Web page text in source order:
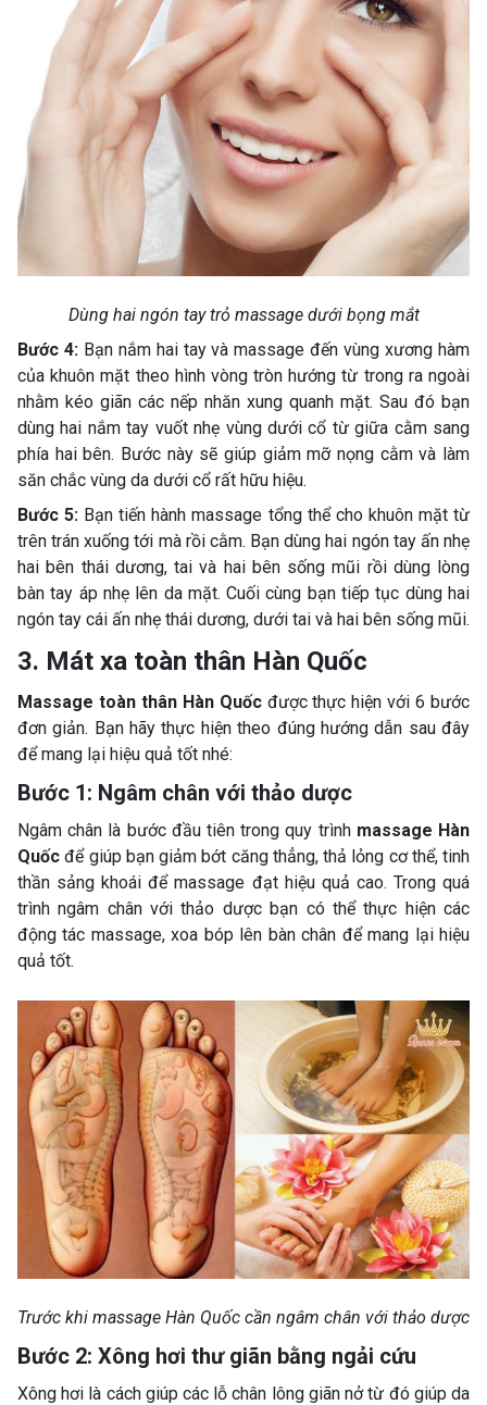
Dùng hai ngón tay trỏ massage dưới bọng mắt
Bước 4:Bạn nắm hai tay và massage đến vùng xương hàm
của khuôn mặt theo hình vòng tròn hướng từ trong ra ngoài
nhằm kéo giãn các nếp nhăn xung quanh mặt. Sau đó bạn
dùng hai nắm tay vuốt nhẹ vùng dưới cổ từ giữa cằm sang
phía hai bên. Bước này sẽ giúp giảm mỡ nọng cằm và làm
săn chắc vùng da dưới cổ rất hữu hiệu.
Bước 5: Bạn tiến hành massage tổng thể cho khuôn mặt từ
trên trán xuống tới mà rồi cằm. Bạn dùng hai ngón tay ấn nhẹ
hai bên thái dương, tai và hai bên sống mũi rồi dùng lòng
bàn tay áp nhẹ lên da mặt. Cuối cùng bạn tiếp tục dùng hai
ngón tay cái ấn nhẹ thái dương, dưới tai và hai bên sống mũi.
3. Mát xa toàn thân Hàn Quốc
Massage toàn thân Hàn Quốcđược thực hiện với 6 bước
đơn giản. Bạn hãy thực hiện theo đúng hướng dẫn sau đây
để mang lại hiệu quả tốt nhé:
Bước 1: Ngâm chân với thảo dược
Ngâm chân là bước đầu tiên trong quy trình massage Hàn
Quốc để giúp bạn giảm bớt căng thẳng, thả lỏng cơ thể, tinh
thần sảng khoái để massage đạt hiệu quả cao. Trong quá
trình ngâm chân với thảo dược bạn có thể thực hiện các
động tác massage, xoa bóp lên bàn chân để mang lại hiệu
quả tốt.
Trước khi massage Hàn Quốc cần ngâm chân với thảo dược
Bước 2: Xông hơi thư giãn bằng ngải cứu
Xông hơi là cách giúp các lỗ chân lông giãn nở từ đó giúp da